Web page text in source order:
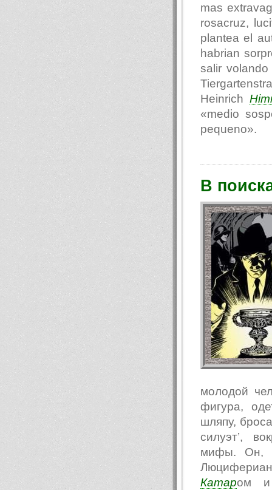
mas
rosacruz,
plantea el
habrian
salir
Heinrich
«medio
pequeno».
В
молодой
фигура,
шляпу,
силуэт’,
мифы. Он,
Катаром и